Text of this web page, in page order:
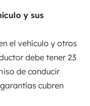
y sus
el vehículo y otros
debe tener 23
de conducir
cubren